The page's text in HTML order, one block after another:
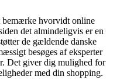
bemærke hvorvidt online
det almindeligvis er en
de gældende danske
besøges af eksperter
Det giver dig mulighed for
med din shopping.